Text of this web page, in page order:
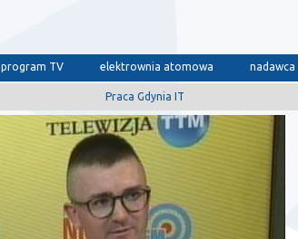
program TV elektrownia atomowa nadawca
Praca Gdynia IT